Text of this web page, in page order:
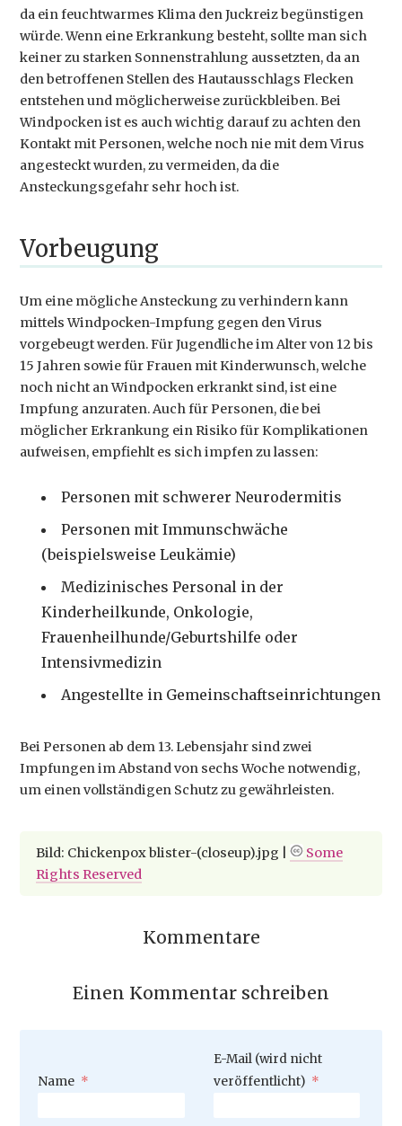
da ein feuchtwarmes Klima den Juckreiz begünstigen
würde. Wenn eine Erkrankung besteht, sollte man sich
keiner zu starken Sonnenstrahlung aussetzten, da an
den betroffenen Stellen des Hautausschlags Flecken
entstehen und möglicherweise zurückbleiben. Bei
Windpocken ist es auch wichtig darauf zu achten den
Kontakt mit Personen, welche noch nie mit dem Virus
angesteckt wurden, zu vermeiden, da die
Ansteckungsgefahr sehr hoch ist.
Vorbeugung
Um eine mögliche Ansteckung zu verhindern kann
mittels Windpocken-Impfung gegen den Virus
vorgebeugt werden. Für Jugendliche im Alter von 12 bis
15 Jahren sowie für Frauen mit Kinderwunsch, welche
noch nicht an Windpocken erkrankt sind, ist eine
Impfung anzuraten. Auch für Personen, die bei
möglicher Erkrankung ein Risiko für Komplikationen
aufweisen, empfiehlt es sich impfen zu lassen:
Personen mit schwerer Neurodermitis
Personen mit Immunschwäche
(beispielsweise Leukämie)
Medizinisches Personal in der
Kinderheilkunde, Onkologie,
Frauenheilhunde/Geburtshilfe oder
Intensivmedizin
Angestellte in Gemeinschaftseinrichtungen
Bei Personen ab dem 13. Lebensjahr sind zwei
Impfungen im Abstand von sechs Woche notwendig,
um einen vollständigen Schutz zu gewährleisten.
Bild: Chickenpox blister-(closeup).jpg |
Some
Rights Reserved
Kommentare
Einen Kommentar schreiben
Pflichtfeld
Name *
Pflichtfeld
E-Mail (wird nicht
veröffentlicht) *